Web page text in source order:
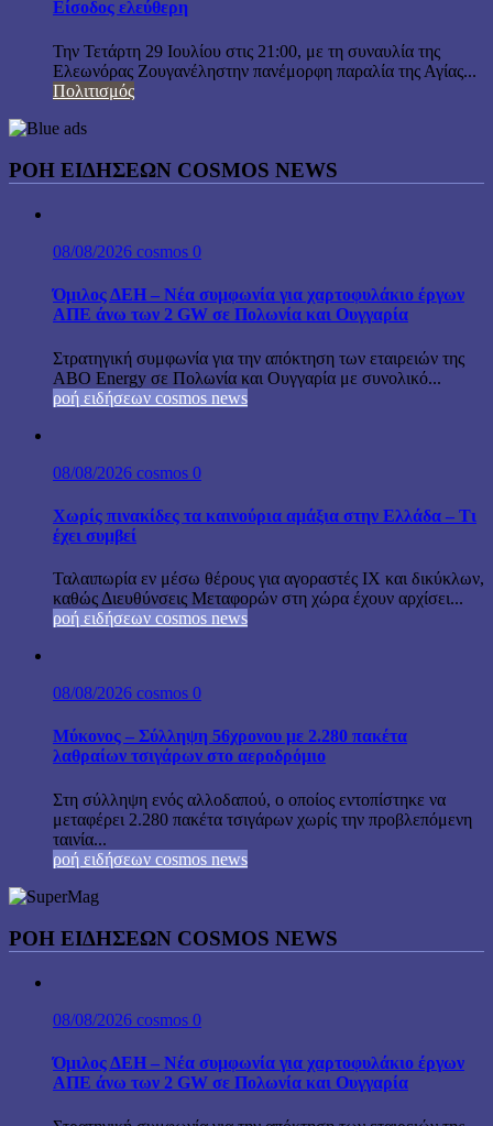
Είσοδος ελεύθερη
Την Τετάρτη 29 Ιουλίου στις 21:00, με τη συναυλία της
Ελεωνόρας Ζουγανέληστην πανέμορφη παραλία της Αγίας...
Πολιτισμός
ΡΟΗ ΕΙΔΗΣΕΩΝ COSMOS NEWS
08/08/2026 cosmos 0
Όμιλος ΔΕΗ – Νέα συμφωνία για χαρτοφυλάκιο έργων
ΑΠΕ άνω των 2 GW σε Πολωνία και Ουγγαρία
Στρατηγική συμφωνία για την απόκτηση των εταιρειών της
ABO Energy σε Πολωνία και Ουγγαρία με συνολικό...
ροή ειδήσεων cosmos news
08/08/2026 cosmos 0
Χωρίς πινακίδες τα καινούρια αμάξια στην Ελλάδα – Τι
έχει συμβεί
Ταλαιπωρία εν μέσω θέρους για αγοραστές ΙΧ και δικύκλων,
καθώς Διευθύνσεις Μεταφορών στη χώρα έχουν αρχίσει...
ροή ειδήσεων cosmos news
08/08/2026 cosmos 0
Μύκονος – Σύλληψη 56χρονου με 2.280 πακέτα
λαθραίων τσιγάρων στο αεροδρόμιο
Στη σύλληψη ενός αλλοδαπού, ο οποίος εντοπίστηκε να
μεταφέρει 2.280 πακέτα τσιγάρων χωρίς την προβλεπόμενη
ταινία...
ροή ειδήσεων cosmos news
ΡΟΉ ΕΙΔΉΣΕΩΝ COSMOS NEWS
08/08/2026 cosmos 0
Όμιλος ΔΕΗ – Νέα συμφωνία για χαρτοφυλάκιο έργων
ΑΠΕ άνω των 2 GW σε Πολωνία και Ουγγαρία